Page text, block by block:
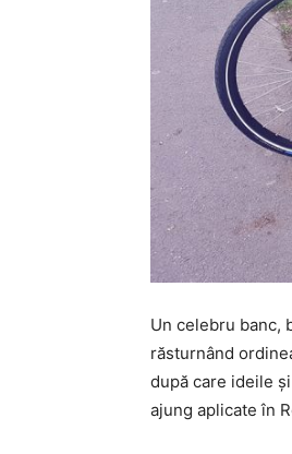
Un celebru banc,
răsturnând
după care ideile
ajung aplicate în